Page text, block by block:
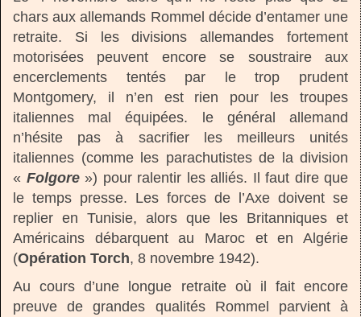
chars aux allemands Rommel décide d’entamer une
retraite. Si les divisions allemandes fortement
motorisées peuvent encore se soustraire aux
encerclements tentés par le trop prudent
Montgomery, il n’en est rien pour les troupes
italiennes mal équipées. le général allemand
n’hésite pas à sacrifier les meilleurs unités
italiennes (comme les parachutistes de la division
« Folgore ») pour ralentir les alliés. Il faut dire que
le temps presse. Les forces de l’Axe doivent se
replier en Tunisie, alors que les Britanniques et
Américains débarquent au Maroc et en Algérie
(Opération Torch, 8 novembre 1942).
Au cours d’une longue retraite où il fait encore
preuve de grandes qualités Rommel parvient à